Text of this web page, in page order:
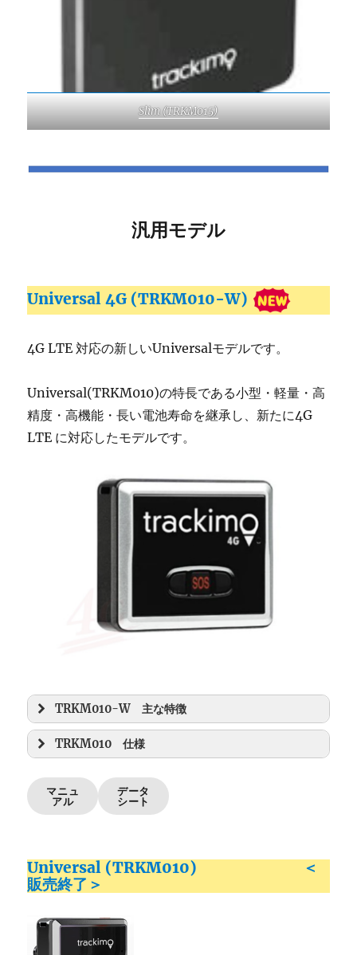
Slim (TRKM015)
汎用モデル
Universal 4G (TRKM010-W)
4G LTE 対応の新しいUniversalモデルです。
Universal(TRKM010)の特長である小型・軽量・高
精度・高機能・長い電池寿命を継承し、新たに4G
LTE に対応したモデルです。
TRKM010-W 主な特徴
TRKM010 仕様
マニュ
アル
データ
シート
Universal (TRKM010) ＜
販売終了＞